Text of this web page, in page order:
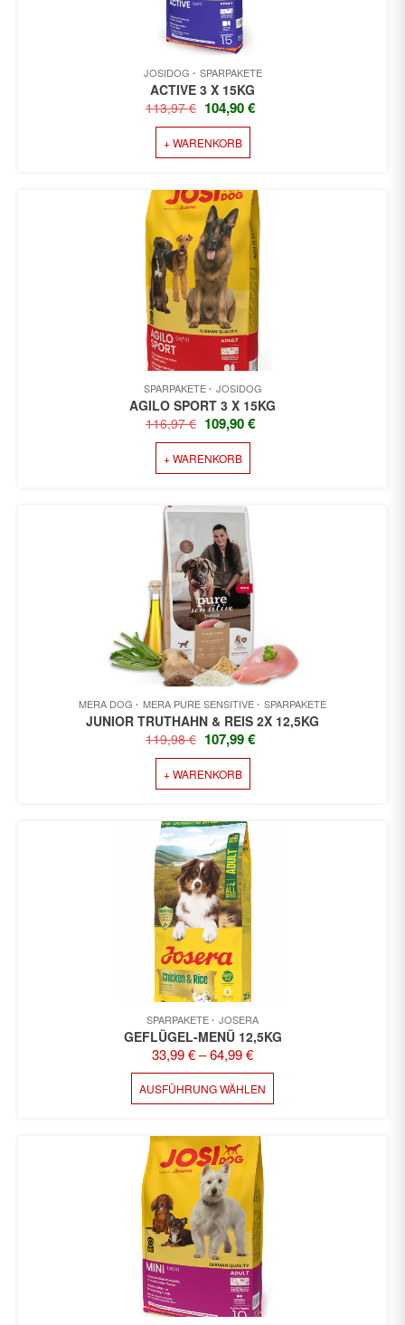
JOSIDOG SPARPAKETE
ACTIVE 3 X 15KG
113,97€ URSPRÜNGLICHER
PREIS
WAR:
113,97 €
104,90€
+ WARENKORB
SPARPAKETE JOSIDOG
AGILO SPORT 3 X 15KG
116,97€ URSPRÜNGLICHER
PREIS
WAR:
116,97 €
109,90€
+ WARENKORB
MERA DOG MERA PURE SENSITIVE SPARPAKETE
JUNIOR TRUTHAHN & REIS 2X 12,5KG
119,98€ URSPRÜNGLICHER
PREIS
WAR:
119,98 €
107,99€
+ WARENKORB
SPARPAKETE JOSERA
GEFLÜGEL-MENÜ 12,5KG
33,99€–64,99€
AUSFÜHRUNG WÄHLEN